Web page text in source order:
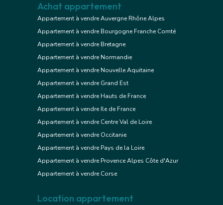
Achat appartement
Appartement à vendre Auvergne Rhône Alpes
Appartement à vendre Bourgogne Franche Comté
Appartement à vendre Bretagne
Appartement à vendre Normandie
Appartement à vendre Nouvelle Aquitaine
Appartement à vendre Grand Est
Appartement à vendre Hauts de France
Appartement à vendre Ile de France
Appartement à vendre Centre Val de Loire
Appartement à vendre Occitanie
Appartement à vendre Pays de la Loire
Appartement à vendre Provence Alpes Côte d'Azur
Appartement à vendre Corse
Location appartement